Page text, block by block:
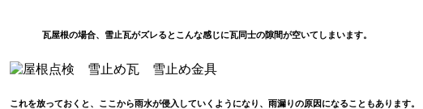
瓦屋根の場合、雪止瓦がズレるとこんな感じに瓦同士の隙間が空いてしまいます。
これを放っておくと、ここから雨水が侵入していくようになり、雨漏りの原因になることもあります。